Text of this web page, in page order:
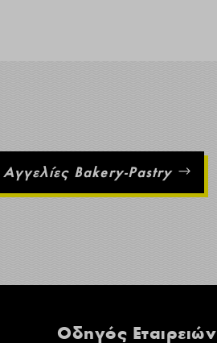
Αγγελίες Bakery-Pastry
Οδηγός Εταιρειών